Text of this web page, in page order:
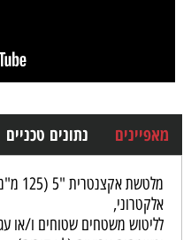
מאפיינים נתונים טכניים
אלקטרוני,
לליטוש משטחים שטוחים ו/או